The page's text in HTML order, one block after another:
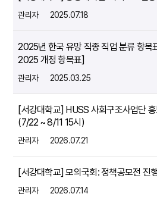
관리자 2025.07.18
2025년 한국 유망 직종 직업 분류 항목
2025 개정 항목표]
관리자 2025.03.25
[서강대학교] HUSS 사회구조사업단
(7/22 ~ 8/11 15시)
관리자 2026.07.21
[서강대학교] 모의국회: 정책공모전 진
관리자 2026.07.14